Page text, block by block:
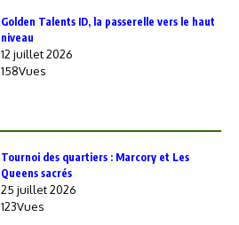
Golden Talents ID, la passerelle vers le haut
niveau
12 juillet 2026
158Vues
‎Tournoi des quartiers : Marcory et Les
Queens sacrés
25 juillet 2026
123Vues